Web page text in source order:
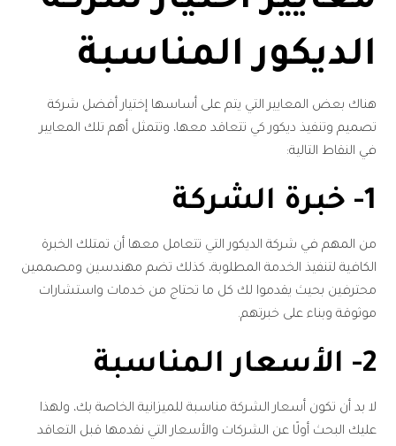
الديكور المناسبة
هناك بعض المعايير التي يتم على أساسها إختيار أفضل شركة
تصميم وتنفيذ ديكور كي تتعاقد معها، وتتمثل أهم تلك المعايير
في النقاط التالية:
1- خبرة الشركة
من المهم في شركة الديكور التي تتعامل معها أن تمتلك الخبرة
الكافية لتنفيذ الخدمة المطلوبة، كذلك تضم مهندسين ومصممين
محترفين بحيث يقدموا لك كل ما تحتاج من خدمات واستشارات
موثوقة وبناء على خبرتهم.
2- الأسعار المناسبة
لا بد أن تكون أسعار الشركة مناسبة للميزانية الخاصة بك، ولهذا
عليك البحث أولًا عن الشركات والأسعار التي نقدمها قبل التعاقد